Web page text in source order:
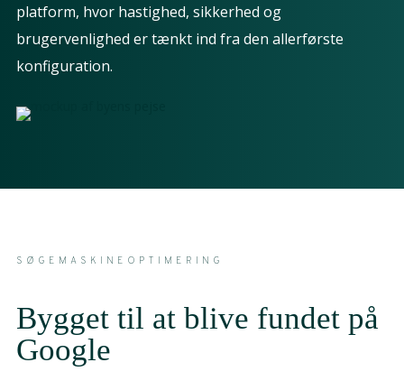
platform, hvor hastighed, sikkerhed og
brugervenlighed er tænkt ind fra den allerførste
konfiguration.
SØGEMASKINEOPTIMERING
Bygget til at blive fundet på
Google